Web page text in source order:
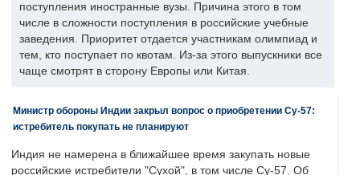
поступления иностранные вузы. Причина этого в том
числе в сложности поступления в российские учебные
заведения. Приоритет отдается участникам олимпиад и
тем, кто поступает по квотам. Из-за этого выпускники все
чаще смотрят в сторону Европы или Китая.
Министр обороны Индии закрыл вопрос о приобретении Су-57:
истребитель покупать не планируют
Индия не намерена в ближайшее время закупать новые
российские истребители "Сухой", в том числе Су-57. Об